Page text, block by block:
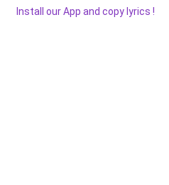
Install our App and copy lyrics !